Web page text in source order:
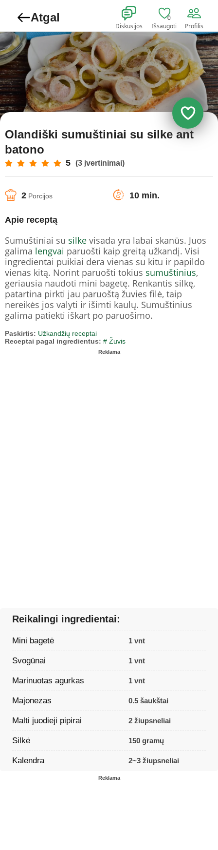
Atgal
Diskusijos
0
Išsaugoti Profilis
Olandiški sumuštiniai su silke ant
batono
5 (3 įvertinimai)
2 Porcijos 10 min.
Apie receptą
Sumuštiniai su silke visada yra labai skanūs. Juos
galima lengvai paruošti kaip greitą užkandį. Visi
ingredientai puikiai dera vienas su kitu ir papildo
vienas kitą. Norint paruošti tokius sumuštinius,
geriausia naudoti mini bagetę. Renkantis silkę,
patartina pirkti jau paruoštą žuvies filė, taip
nereikės jos valyti ir išimti kaulų. Sumuštinius
galima patiekti iškart po paruošimo.
Paskirtis: Užkandžių receptai
Receptai pagal ingredientus: # Žuvis
Reklama
Reikalingi ingredientai:
Mini bagetė 1 vnt
Svogūnai 1 vnt
Marinuotas agurkas 1 vnt
Majonezas 0.5 šaukštai
Malti juodieji pipirai 2 žiupsneliai
Silkė 150 gramų
Kalendra 2~3 žiupsneliai
Reklama